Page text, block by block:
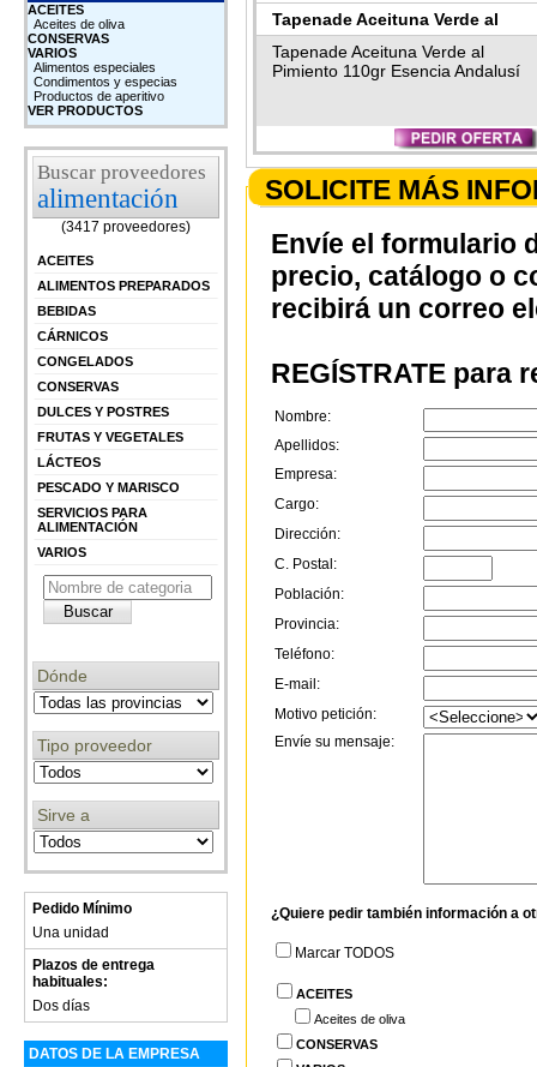
ACEITES
Aceites de oliva
CONSERVAS
VARIOS
Alimentos especiales
Condimentos y especias
Productos de aperitivo
VER PRODUCTOS
Buscar proveedores
alimentación
(3417 proveedores)
ACEITES
ALIMENTOS PREPARADOS
BEBIDAS
CÁRNICOS
CONGELADOS
CONSERVAS
DULCES Y POSTRES
FRUTAS Y VEGETALES
LÁCTEOS
PESCADO Y MARISCO
SERVICIOS PARA
ALIMENTACIÓN
VARIOS
Dónde
Tipo proveedor
Sirve a
Pedido Mínimo
Una unidad
Plazos de entrega
habituales:
Dos días
DATOS DE LA EMPRESA
Tapenade Aceituna Verde al
Pimiento 110gr Esencia
Andalusí
Tapenade Aceituna Verde al
Pimiento 110gr Esencia Andalusí
SOLICITE MÁS
Envíe el formulario
precio, catálogo o
recibirá un correo
REGÍSTRATE para
Nombre:
Apellidos:
Empresa:
Cargo:
Dirección:
C. Postal:
Población:
Provincia:
Teléfono:
E-mail:
Motivo petición:
Envíe su mensaje:
¿Quiere pedir también información a
Marcar TODOS
ACEITES
Aceites de oliva
CONSERVAS